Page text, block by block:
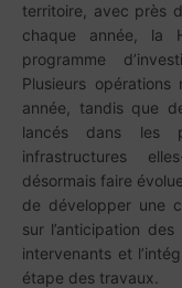
territoire, avec près
chaque année, la
programme
Plusieurs
année, tandis que
lancés dans les
infrastructures
désormais faire
de développer une
sur l’anticipation
intervenants et
étape des travaux.